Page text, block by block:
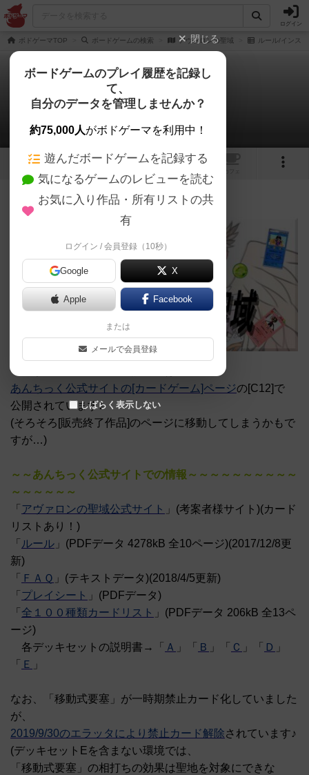
ログイン
ボドゲーマTOP ボードゲームの検索 アヴァロンの聖域 ルール/インスト
アヴァロンの聖域
あんちっくさんのルール/インスト
8 1
49名 0名 0 5年以上前
『アヴァロンの聖域』の説明書は
あんちっく公式サイトの[カードゲーム]ページの[C12]で
公開されています♪
(そろそろ[販売終了作品]のページに移動してしまうかもで
すが…)
～～あんちっく公式サイトでの情報～～～～～～～～～～
～～～～～～
「 アヴァロンの聖域公式サイト 」(考案者様サイト)(カード
リストあり！)
「 ルール 」(PDFデータ 4278kB 全10ページ)(2017/12/8更
新)
「 ＦＡＱ 」(テキストデータ)(2018/4/5更新)
「 プレイシート 」(PDFデータ)
「 全１００種類カードリスト 」(PDFデータ 206kB 全13ペ
ージ)
各デッキセットの説明書→「 Ａ 」「 Ｂ 」「 Ｃ 」「 Ｄ 」
「 Ｅ 」
なお、「移動式要塞」が一時期禁止カード化していました
が、
2019/9/30のエラッタにより禁止カード解除されています♪
(デッキセットEを含まない環境では、
「移動式要塞」の相打ちの効果は聖地を対象にできな
閉じる
ボードゲームのプレイ履歴を記録し
て、
自分のデータを管理しませんか？
約75,000人がボドゲーマを利用中！
遊んだボードゲームを記録する
気になるゲームのレビューを読む
お気に入り作品・所有リストの共
有
ログイン / 会員登録（10秒）
Google X
Apple Facebook
または
メールで会員登録
しばらく表示しない